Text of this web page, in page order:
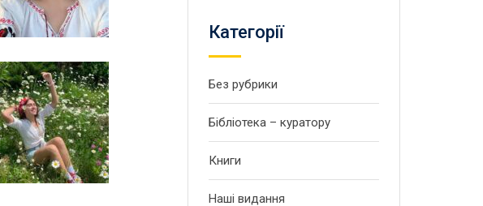
Категорії
Без рубрики
Бібліотека – куратору
Книги
Наші видання